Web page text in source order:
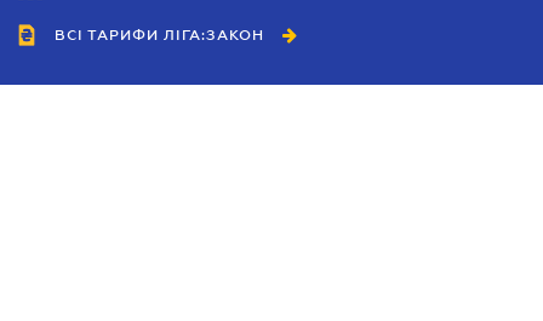
ВСІ ТАРИФИ ЛІГА:ЗАКОН